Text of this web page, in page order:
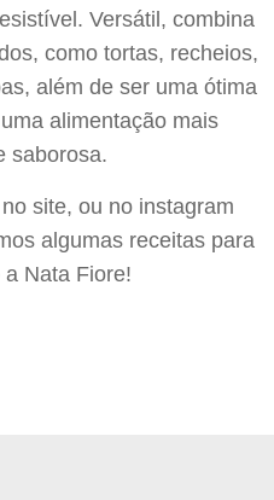
Versátil, combina
como tortas, recheios,
além de ser uma ótima
alimentação mais
saborosa.
site, ou no instagram
algumas receitas para
Nata Fiore!